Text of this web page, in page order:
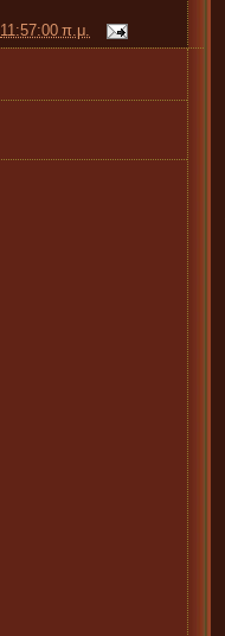
11:57:00 π.μ.